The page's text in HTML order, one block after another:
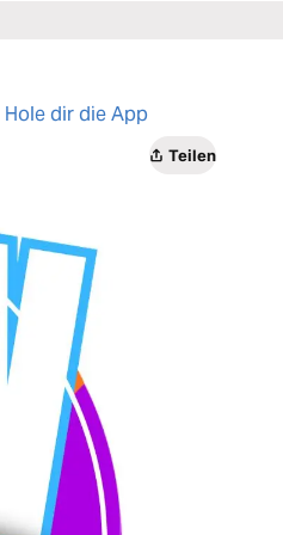
Hole dir die App
Teilen